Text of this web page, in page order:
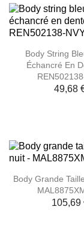
Body String
Échancré En
49,68
Body Grande
105,69